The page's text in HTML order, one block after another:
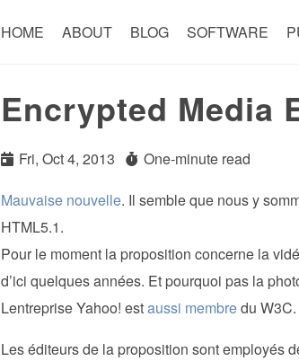
HOME ABOUT BLOG SOFTWARE
Encrypted Media
Fri, Oct 4, 2013
One-minute read
Mauvaise nouvelle. Il semble que nous y
HTML5.1.
Pour le moment la proposition concerne la
d’ici quelques années. Et pourquoi pas la
Lentreprise Yahoo! estaussi membredu W3C.
Les éditeurs de la proposition sont employés